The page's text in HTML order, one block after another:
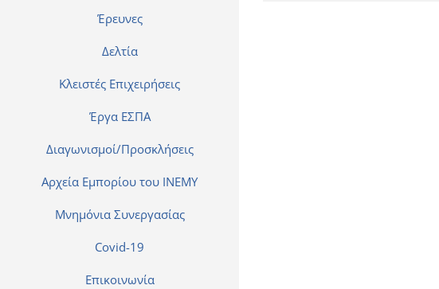
Έρευνες
Δελτία
Κλειστές Επιχειρήσεις
Έργα ΕΣΠΑ
Διαγωνισμοί/Προσκλήσεις
Αρχεία Εμπορίου του ΙΝΕΜΥ
Μνημόνια Συνεργασίας
Covid-19
Επικοινωνία